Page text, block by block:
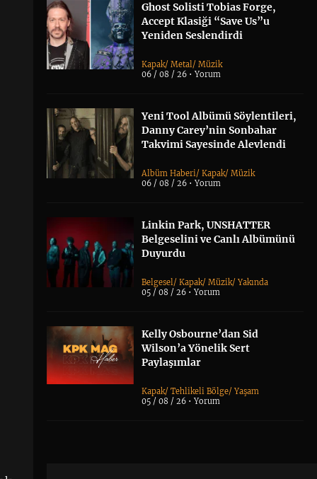
Ghost Solisti Tobias Forge,
Accept Klasiği “Save Us”u
Yeniden Seslendirdi
Kapak/Metal/Müzik
06 / 08 / 26 •Yorum
Yeni Tool Albümü Söylentileri,
Danny Carey’nin Sonbahar
Takvimi Sayesinde Alevlendi
Albüm Haberi/Kapak/Müzik
06 / 08 / 26 •Yorum
Linkin Park, UNSHATTER
Belgeselini ve Canlı Albümünü
Duyurdu
Belgesel/Kapak/Müzik/Yakında
05 / 08 / 26 •Yorum
Kelly Osbourne’dan Sid
Wilson’a Yönelik Sert
Paylaşımlar
Kapak/Tehlikeli Bölge/Yaşam
05 / 08 / 26 •Yorum